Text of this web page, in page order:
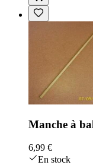
Manche à
6,99 €
En stock